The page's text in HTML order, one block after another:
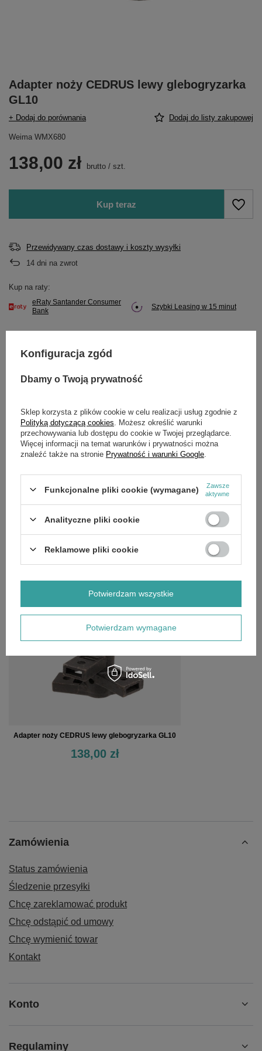
Adapter noży CEDRUS lewy glebogryzarka
GL10
+ Dodaj do porównania Dodaj do listy zakupowej
Weima WMX680
138,00 zł brutto / szt.
Kup teraz
Przewidywany czas dostawy i koszty wysyłki
14 dni na zwrot
Kup na raty:
eRaty Santander Consumer
Bank
Szybki Leasing w 15 minut
Potrzebujesz pomocy? Masz pytania?
SZCZEGÓŁOWE DANE
Marka Cedrus
OPINIE (0)
OSTATNIO OGLĄDANE
Adapter noży CEDRUS lewy glebogryzarka GL10
138,00 zł
Zamówienia
Status zamówienia
Śledzenie przesyłki
Chcę zareklamować produkt
Chcę odstąpić od umowy
Chcę wymienić towar
Kontakt
Konto
Regulaminy
Konfiguracja zgód
Dbamy o Twoją prywatność
Sklep korzysta z plików cookie w celu realizacji usług zgodnie z
Polityką dotyczącą cookies . Możesz określić warunki
przechowywania lub dostępu do cookie w Twojej przeglądarce.
Więcej informacji na temat warunków i prywatności można
znaleźć także na stronie Prywatność i warunki Google
Funkcjonalne pliki cookie (wymagane)
Zawsze
aktywne
Analityczne pliki cookie
Reklamowe pliki cookie
Potwierdzam wymagane
Potwierdzam wszystkie